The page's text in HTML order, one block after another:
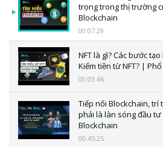
trọng trong thị trường
Blockchain
00:07:29
NFT là gì? Các bước
Kiếm tiền từ NFT? |
00:03:46
Tiếp nối Blockchain, trí
phải là làn sóng đầu tư
Blockchain
00:45:25